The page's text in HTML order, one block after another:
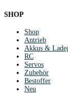
SHOP
Shop
Antrieb
Akkus &
RC
Servos
Zubehör
Bestoffer
Neu